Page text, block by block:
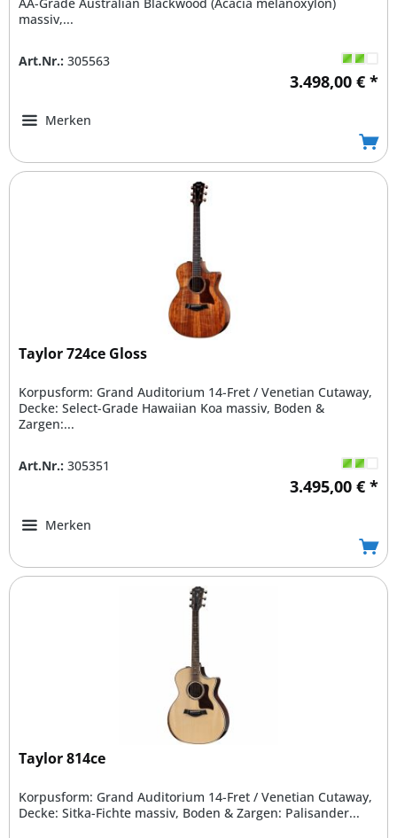
massiv,...
Art.Nr.: 305563
3.498,00 € *
Merken
Taylor 724ce Gloss
Korpusform: Grand Auditorium 14-Fret / Venetian Cutaway,
Decke: Select-Grade Hawaiian Koa massiv, Boden &
Zargen:...
Art.Nr.: 305351
3.495,00 € *
Merken
Taylor 814ce
Korpusform: Grand Auditorium 14-Fret / Venetian Cutaway,
Decke: Sitka-Fichte massiv, Boden & Zargen: Palisander...